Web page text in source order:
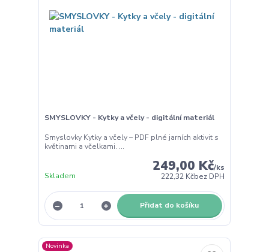
SMYSLOVKY - Kytky a včely - digitální materiál
Smyslovky Kytky a včely – PDF plné jarních aktivit s
květinami a včelkami. ...
249,00 Kč/ks
222,32 Kčbez DPH
Skladem
Přidat do košíku
Novinka